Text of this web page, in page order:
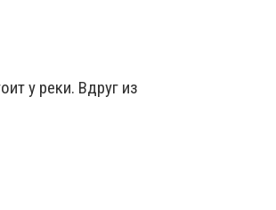
у реки. Вдруг из